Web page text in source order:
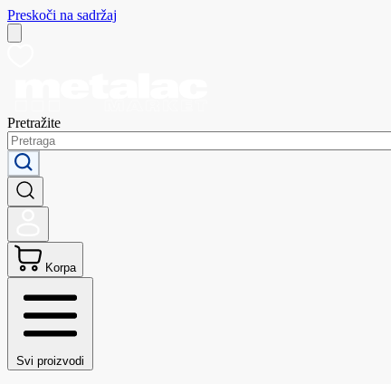
Preskoči na sadržaj
Pretražite
Korpa
Svi proizvodi